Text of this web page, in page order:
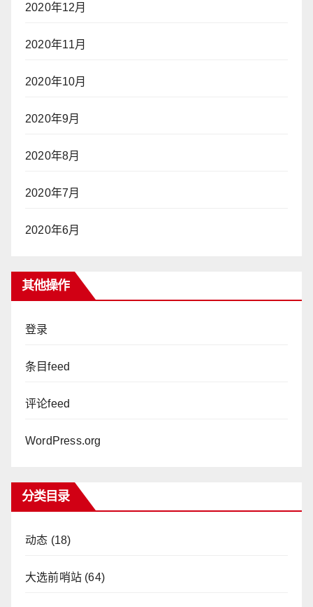
2020年12月
2020年11月
2020年10月
2020年9月
2020年8月
2020年7月
2020年6月
其他操作
登录
条目feed
评论feed
WordPress.org
分类目录
动态 (18)
大选前哨站 (64)